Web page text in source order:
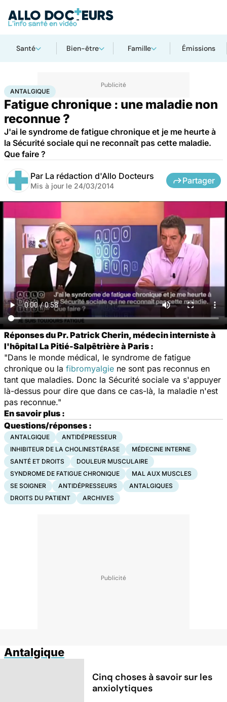
Santé Bien-être Famille Émissions
Accueil SantéMaladies Antalgique
ANTALGIQUE
Fatigue chronique : une maladie non
reconnue ?
J'ai le syndrome de fatigue chronique et je me heurte à
la Sécurité sociale qui ne reconnaît pas cette maladie.
Que faire ?
Par La rédaction d'Allo Docteurs
Mis à jour le 24/03/2014
Partager
Réponses du Pr. Patrick Cherin, médecin interniste à
l'hôpital La Pitié-Salpêtrière à Paris :
"Dans le monde médical, le syndrome de fatigue
chronique ou la fibromyalgie ne sont pas reconnus en
tant que maladies. Donc la Sécurité sociale va s'appuyer
là-dessus pour dire que dans ce cas-là, la maladie n'est
pas reconnue."
En savoir plus :
Questions/réponses :
ANTALGIQUE
ANTIDÉPRESSEUR
INHIBITEUR DE LA CHOLINESTÉRASE
MÉDECINE INTERNE
SANTÉ ET DROITS
DOULEUR MUSCULAIRE
SYNDROME DE FATIGUE CHRONIQUE
MAL AUX MUSCLES
SE SOIGNER
ANTIDÉPRESSEURS
ANTALGIQUES
DROITS DU PATIENT
ARCHIVES
Antalgique
Cinq choses à savoir sur les
anxiolytiques